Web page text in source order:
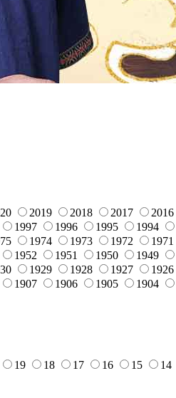
2019 2018 2017 2016
1997 1996 1995 1994
1974 1973 1972 1971
1952 1951 1950 1949
1929 1928 1927 1926
1907 1906 1905 1904
19 18 17 16 15 14